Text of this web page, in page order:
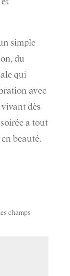
simple
du
qui
avec
dès
a tout
en beauté.
champs